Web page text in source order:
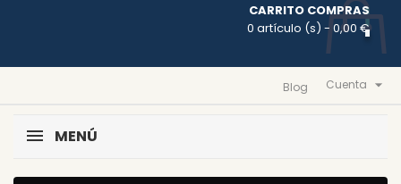
CARRITO COMPRAS
0 artículo (s) - 0,00 €
Cuenta 
Blog
MENÚ